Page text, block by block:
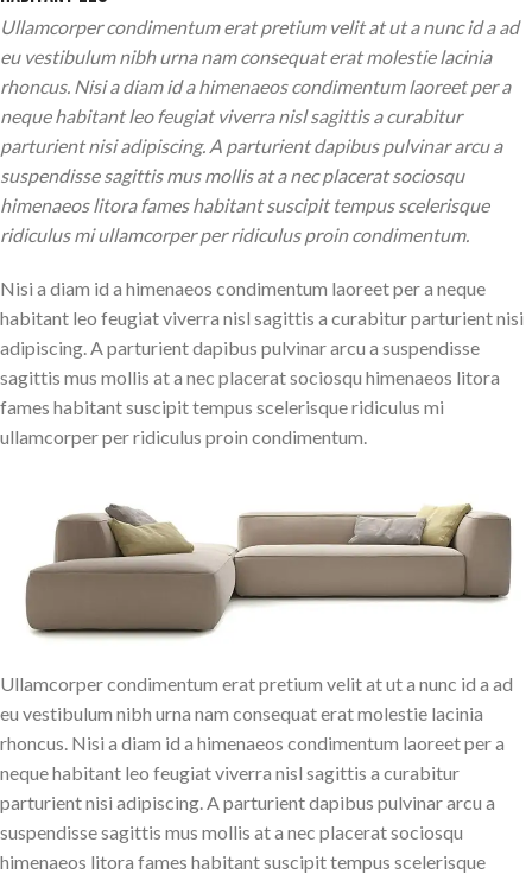
Ullamcorper condimentum erat pretium velit at ut a nunc id a ad
eu vestibulum nibh urna nam consequat erat molestie lacinia
rhoncus. Nisi a diam id a himenaeos condimentum laoreet per a
neque habitant leo feugiat viverra nisl sagittis a curabitur
parturient nisi adipiscing. A parturient dapibus pulvinar arcu a
suspendisse sagittis mus mollis at a nec placerat sociosqu
himenaeos litora fames habitant suscipit tempus scelerisque
ridiculus mi ullamcorper per ridiculus proin condimentum.
Nisi a diam id a himenaeos condimentum laoreet per a neque
habitant leo feugiat viverra nisl sagittis a curabitur parturient nisi
adipiscing. A parturient dapibus pulvinar arcu a suspendisse
sagittis mus mollis at a nec placerat sociosqu himenaeos litora
fames habitant suscipit tempus scelerisque ridiculus mi
ullamcorper per ridiculus proin condimentum.
Ullamcorper condimentum erat pretium velit at ut a nunc id a ad
eu vestibulum nibh urna nam consequat erat molestie lacinia
rhoncus. Nisi a diam id a himenaeos condimentum laoreet per a
neque habitant leo feugiat viverra nisl sagittis a curabitur
parturient nisi adipiscing. A parturient dapibus pulvinar arcu a
suspendisse sagittis mus mollis at a nec placerat sociosqu
himenaeos litora fames habitant suscipit tempus scelerisque